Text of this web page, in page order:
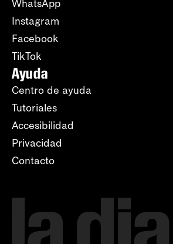
WhatsApp
Instagram
Facebook
TikTok
Ayuda
Centro de ayuda
Tutoriales
Accesibilidad
Privacidad
Contacto